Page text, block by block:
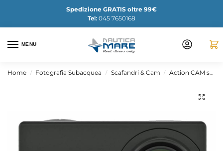
Spedizione GRATIS oltre 99€
Tel: 045 7650168
MENU
Home / Fotografia Subacquea / Scafandri & Cam / Action CAM subacquea